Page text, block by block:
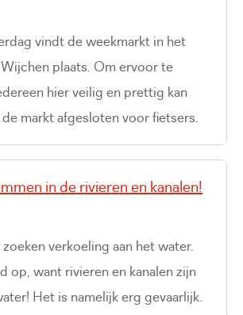
vindt de weekmarkt in het
plaats. Om ervoor te
hier veilig en prettig kan
markt afgesloten voor fietsers.
in de rivieren en kanalen!
verkoeling aan het water.
op, want rivieren en kanalen zijn
Het is namelijk erg gevaarlijk.